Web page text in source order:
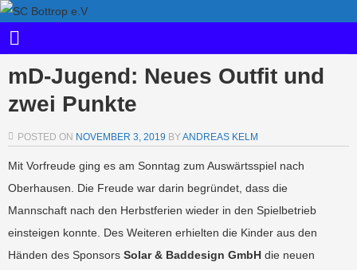
mD-Jugend: Neues Outfit und
zwei Punkte
POSTED ON NOVEMBER 3, 2019 BYANDREAS KELM
Mit Vorfreude ging es am Sonntag zum Auswärtsspiel nach
Oberhausen. Die Freude war darin begründet, dass die
Mannschaft nach den Herbstferien wieder in den Spielbetrieb
einsteigen konnte. Des Weiteren erhielten die Kinder aus den
Händen des Sponsors Solar & Baddesign GmbH die neuen